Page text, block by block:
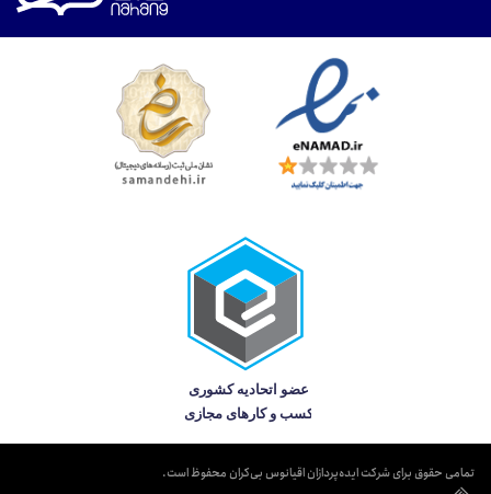
تمامی حقوق برای شرکت ایده‌پردازان اقیانوس بی‌کران محفوظ است.